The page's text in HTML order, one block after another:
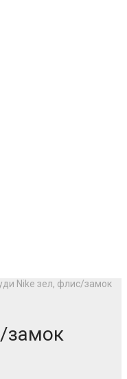
Nike зел, флис/замок
замок